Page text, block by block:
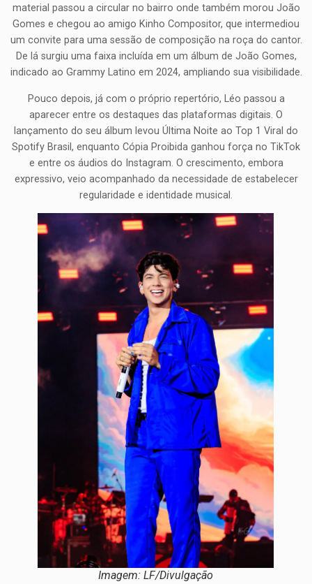
material passou a circular no bairro onde também morou João
Gomes e chegou ao amigo Kinho Compositor, que intermediou
um convite para uma sessão de composição na roça do cantor.
De lá surgiu uma faixa incluída em um álbum de João Gomes,
indicado ao Grammy Latino em 2024, ampliando sua visibilidade.
Pouco depois, já com o próprio repertório, Léo passou a
aparecer entre os destaques das plataformas digitais. O
lançamento do seu álbum levou Última Noite ao Top 1 Viral do
Spotify Brasil, enquanto Cópia Proibida ganhou força no TikTok
e entre os áudios do Instagram. O crescimento, embora
expressivo, veio acompanhado da necessidade de estabelecer
regularidade e identidade musical.
Imagem: LF/Divulgação